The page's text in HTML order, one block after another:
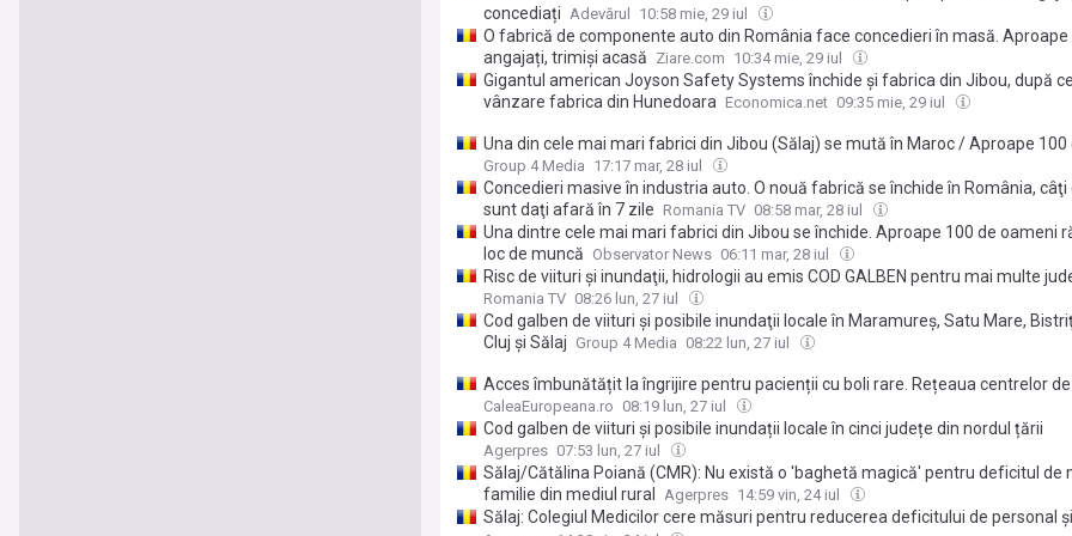
concediați Adevărul 10:58 mie, 29 iul
O fabrică de componente auto din România face concedieri în masă. Aproape
angajați, trimiși acasă Ziare.com 10:34 mie, 29 iul
Gigantul american Joyson Safety Systems închide și fabrica din Jibou, după
vânzare fabrica din Hunedoara Economica.net 09:35 mie, 29 iul
Una din cele mai mari fabrici din Jibou (Sălaj) se mută în Maroc / Aproape 100
angajați sunt trimiși acasă / Rata șomajului în județ e de 6,5%, peste media
Group 4 Media 17:17 mar, 28 iul
Concedieri masive în industria auto. O nouă fabrică se închide în România, câţi
sunt daţi afară în 7 zile Romania TV 08:58 mar, 28 iul
Una dintre cele mai mari fabrici din Jibou se închide. Aproape 100 de oameni
loc de muncă Observator News 06:11 mar, 28 iul
Risc de viituri şi inundaţii, hidrologii au emis COD GALBEN pentru mai multe
Romania TV 08:26 lun, 27 iul
Cod galben de viituri şi posibile inundaţii locale în Maramureş, Satu Mare,
Cluj şi Sălaj Group 4 Media 08:22 lun, 27 iul
Acces îmbunătățit la îngrijire pentru pacienții cu boli rare. Rețeaua centrelor
ajunge la 71. Harta pe județe
CaleaEuropeana.ro 08:19 lun, 27 iul
Cod galben de viituri și posibile inundații locale în cinci județe din nordul țării
Agerpres 07:53 lun, 27 iul
Sălaj/Cătălina Poiană (CMR): Nu există o 'baghetă magică' pentru deficitul de
familie din mediul rural
Agerpres 14:59 vin, 24 iul
Sălaj: Colegiul Medicilor cere măsuri pentru reducerea deficitului de personal și